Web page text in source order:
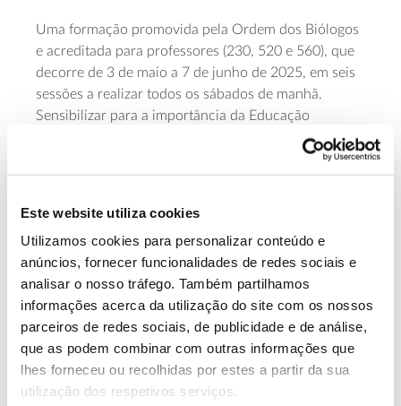
Este website utiliza cookies
Utilizamos cookies para personalizar conteúdo e
anúncios, fornecer funcionalidades de redes sociais e
analisar o nosso tráfego. Também partilhamos
informações acerca da utilização do site com os nossos
parceiros de redes sociais, de publicidade e de análise,
que as podem combinar com outras informações que
lhes forneceu ou recolhidas por estes a partir da sua
utilização dos respetivos serviços.
Uma formação promovida pela Ordem dos Biólogos
e acreditada para professores (230, 520 e 560), que
decorre de 3 de maio a 7 de junho de 2025, em seis
sessões a realizar todos os sábados de manhã.
Sensibilizar para a importância da Educação
Ambiental, capacitar os docentes para integrar os
princípios da permacultura nas práticas pedagógicas
e desenvolver práticas pedagógicas inovadoras,
meio ambiente estão entre os objetivos.
Saiba mais
13.07.2026
Genoma do priolo e de outras espécies em risco:
conhecer para conservar